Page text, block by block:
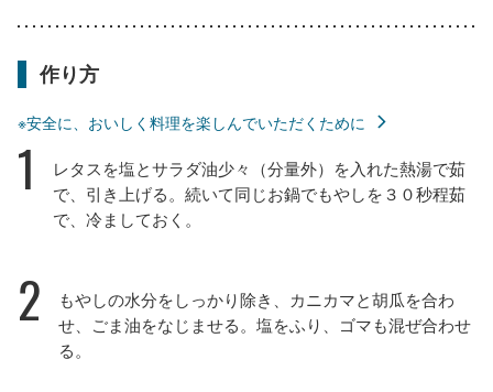
作り方
※安全に、おいしく料理を楽しんでいただくために
1
レタスを塩とサラダ油少々（分量外）を入れた熱湯で茹
で、引き上げる。続いて同じお鍋でもやしを３０秒程茹
で、冷ましておく。
2
もやしの水分をしっかり除き、カニカマと胡瓜を合わ
せ、ごま油をなじませる。塩をふり、ゴマも混ぜ合わせ
る。